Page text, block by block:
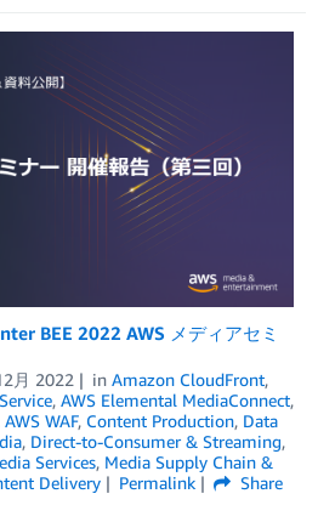
BEE 2022 AWS メディアセミ
月 2022 in Amazon CloudFront,
, AWS Elemental MediaConnect,
AWS WAF, Content Production, Data
, Direct-to-Consumer & Streaming,
Services, Media Supply Chain &
Delivery Permalink
Share